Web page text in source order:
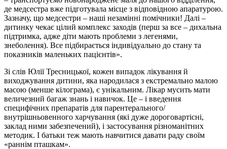
де медсестра вже підготувала місце з відповідною апаратурою.
Зазначу, що медсестри – наші незамінні помічники! Далі –
дитинку чекає цілий комплекс заходів (перш за все – дихальна
підтримка, адже діти мають проблеми з легенями,
знеболення). Все підбирається індивідуально до стану та
показників маленьких пацієнтів».
Зі слів Юлії Тресницької, кожен випадок лікування й
виходжування дитини, яка народилася з екстремально малою
масою (менше кілограма), є унікальним. Лікар мусить мати
величезний багаж знань і навичок. Це – і введення
специфічних препаратів для парентерального/
внутрішньовенного харчування (які дуже дороговартісні,
заклад ними забезпечений), і застосування різноманітних
методик. І батьки теж мають навчитися давати раду своїм
«раннім пташкам».